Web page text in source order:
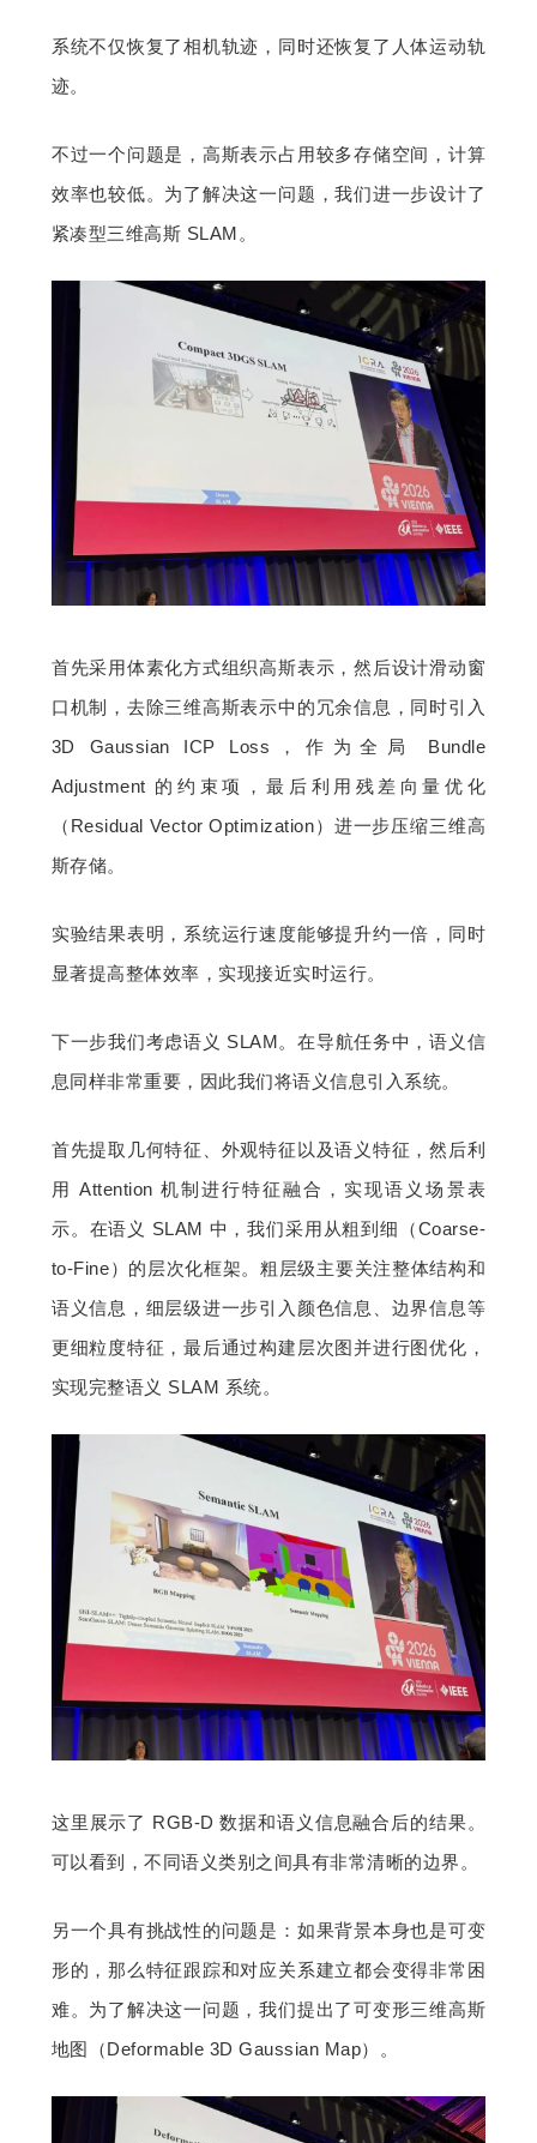
系统不仅恢复了相机轨迹，同时还恢复了人体运动轨
迹。
不过一个问题是，高斯表示占用较多存储空间，计算
效率也较低。为了解决这一问题，我们进一步设计了
紧凑型三维高斯 SLAM。
首先采用体素化方式组织高斯表示，然后设计滑动窗
口机制，去除三维高斯表示中的冗余信息，同时引入
3D Gaussian ICP Loss，作为全局 Bundle
Adjustment 的约束项，最后利用残差向量优化
（Residual Vector Optimization）进一步压缩三维高
斯存储。
实验结果表明，系统运行速度能够提升约一倍，同时
显著提高整体效率，实现接近实时运行。
下一步我们考虑语义 SLAM。在导航任务中，语义信
息同样非常重要，因此我们将语义信息引入系统。
首先提取几何特征、外观特征以及语义特征，然后利
用 Attention 机制进行特征融合，实现语义场景表
示。在语义 SLAM 中，我们采用从粗到细（Coarse-
to-Fine）的层次化框架。粗层级主要关注整体结构和
语义信息，细层级进一步引入颜色信息、边界信息等
更细粒度特征，最后通过构建层次图并进行图优化，
实现完整语义 SLAM 系统。
这里展示了 RGB-D 数据和语义信息融合后的结果。
可以看到，不同语义类别之间具有非常清晰的边界。
另一个具有挑战性的问题是：如果背景本身也是可变
形的，那么特征跟踪和对应关系建立都会变得非常困
难。为了解决这一问题，我们提出了可变形三维高斯
地图（Deformable 3D Gaussian Map）。